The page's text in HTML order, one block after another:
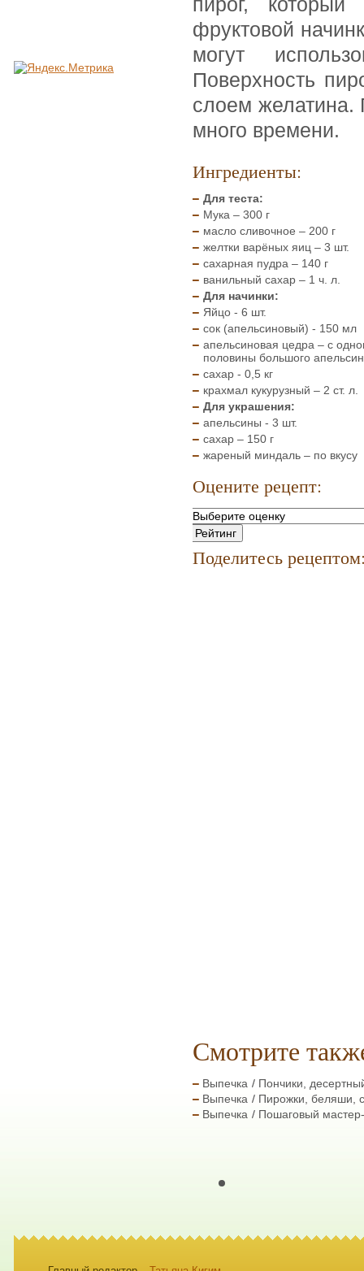
фруктовой
могут
Поверхность
слоем желатина.
много времени.
Ингредиенты:
Для теста:
Мука – 300 г
масло сливочное – 200 г
желтки варёных яиц – 3 шт.
сахарная пудра – 140 г
ванильный сахар – 1 ч. л.
Для начинки:
Яйцо - 6 шт.
сок (апельсиновый) - 150 мл
апельсиновая цедра – с
половины большого
сахар - 0,5 кг
крахмал кукурузный – 2 ст. л.
Для украшения:
апельсины - 3 шт.
сахар – 150 г
жареный миндаль – по вкусу
Оцените рецепт:
Поделитесь
Смотрите
Выпечка
Пончики,
Выпечка
Пирожки, беляши,
Выпечка
Пошаговый